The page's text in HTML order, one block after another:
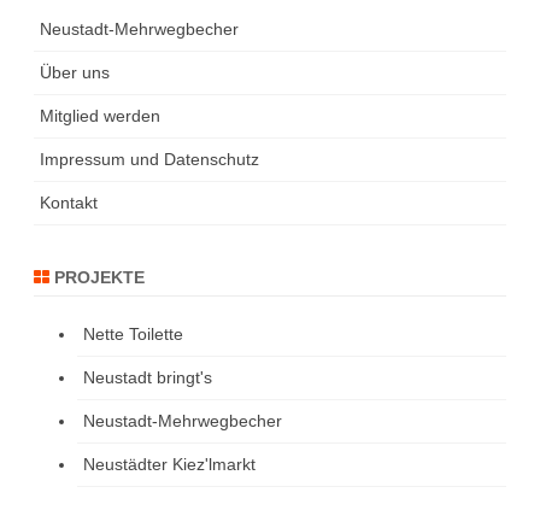
Neustadt-Mehrwegbecher
Über uns
Mitglied werden
Impressum und Datenschutz
Kontakt
PROJEKTE
Nette Toilette
Neustadt bringt's
Neustadt-Mehrwegbecher
Neustädter Kiez'lmarkt